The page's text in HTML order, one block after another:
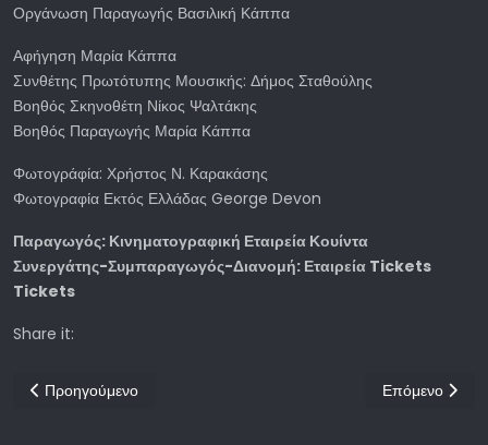
Οργάνωση Παραγωγής Βασιλική Κάππα
Αφήγηση Μαρία Κάππα
Συνθέτης Πρωτότυπης Μουσικής: Δήμος Σταθούλης
Βοηθός Σκηνοθέτη Νίκος Ψαλτάκης
Βοηθός Παραγωγής Μαρία Κάππα
Φωτογράφία: Χρήστος Ν. Καρακάσης
Φωτογραφία Εκτός Ελλάδας George Devon
Παραγωγός: Κινηματογραφική Εταιρεία Κουίντα
Συνεργάτης-Συμπαραγωγός-Διανομή: Εταιρεία Tickets
Tickets
Share it:
Προηγούμενο άρθρο: 9ο ΦΕΣΤΙΒΑΛ ΕΛΛΗΝΙΚΟΥ ΝΤΟΚΙΜΑΝΤΕΡ
Προηγούμενο Επόμενο
Επόμενο